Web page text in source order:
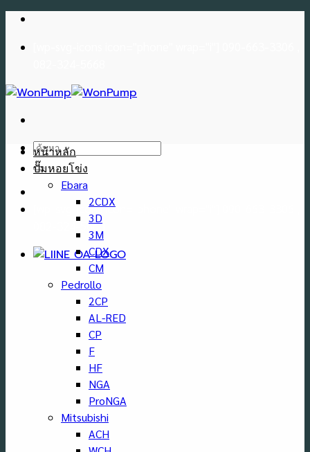
Skip
content
ค้นหา:
[wp-svg-icons icon="phone" wrap="i"] 090-663-3306 ,
082-324-5668
หน้าหลัก
ปั๊มหอยโข่ง
Ebara
2CDX
3D
3M
CDX
CM
Pedrollo
2CP
AL-RED
CP
F
HF
NGA
ProNGA
Mitsubishi
ACH